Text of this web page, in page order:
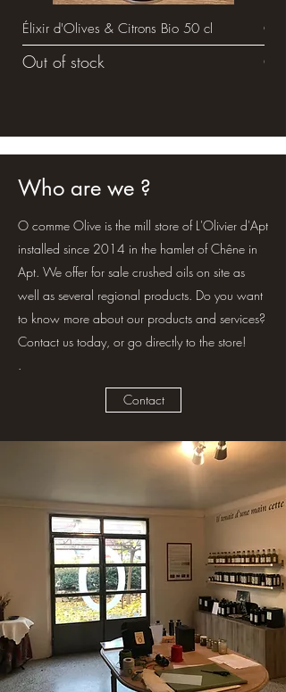
Élixir d'Olives & Citrons Bio 50 cl
Out of stock
Who are we ?
O comme Olive is the mill store of L'Olivier d'Apt
installed since 2014 in the hamlet of Chêne in
Apt. We offer for sale crushed oils on site as
well as several regional products. Do you want
to know more about our products and services?
Contact us today, or go directly to the store!
.
Contact